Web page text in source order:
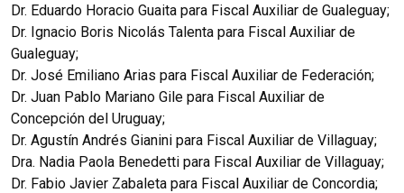
Dr. Eduardo Horacio Guaita para Fiscal Auxiliar de Gualeguay;
Dr. Ignacio Boris Nicolás Talenta para Fiscal Auxiliar de
Gualeguay;
Dr. José Emiliano Arias para Fiscal Auxiliar de Federación;
Dr. Juan Pablo Mariano Gile para Fiscal Auxiliar de
Concepción del Uruguay;
Dr. Agustín Andrés Gianini para Fiscal Auxiliar de Villaguay;
Dra. Nadia Paola Benedetti para Fiscal Auxiliar de Villaguay;
Dr. Fabio Javier Zabaleta para Fiscal Auxiliar de Concordia;